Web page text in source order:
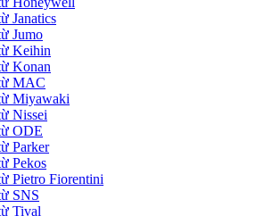
Janatics
Jumo
Keihin
Konan
MAC
Miyawaki
Nissei
ODE
Parker
Pekos
Pietro Fiorentini
SNS
Tival